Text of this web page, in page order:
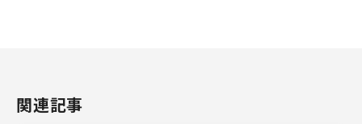
関連記事